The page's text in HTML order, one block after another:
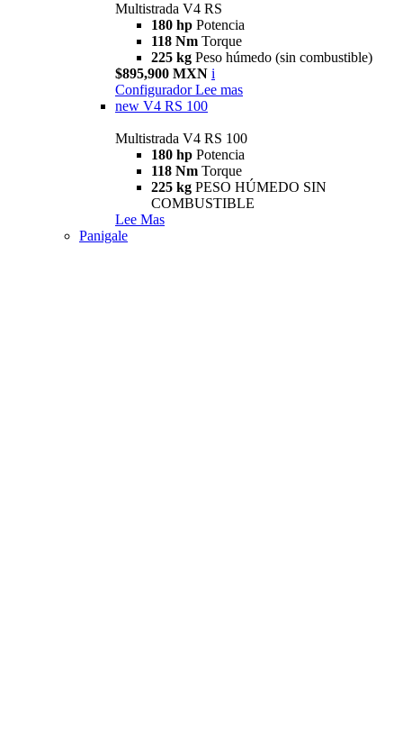
Multistrada V4 RS
180 hp Potencia
118 Nm Torque
225 kg Peso húmedo (sin combustible)
$895,900 MXN i
Configurador Lee mas
new V4 RS 100
Multistrada V4 RS 100
180 hp Potencia
118 Nm Torque
225 kg PESO HÚMEDO SIN
COMBUSTIBLE
Lee Mas
Panigale